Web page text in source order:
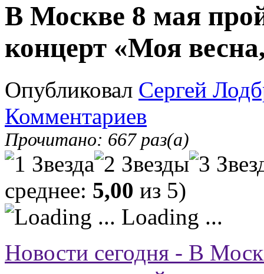
В Москве 8 мая
концерт «Моя
Опубликовал Сергей
Комментариев
Прочитано: 667 раз(а)
среднее: 5,00 из 5)
Loading ...
Новости сегодня - В